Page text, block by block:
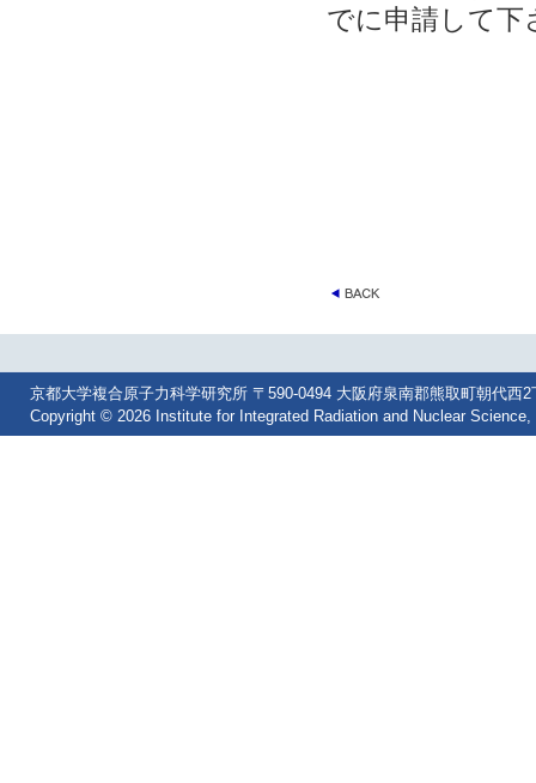
でに申請して下
京都大学複合原子力科学研究所 〒590-0494 大阪府泉南郡熊取町朝代西
Copyright © 2026 Institute for Integrated Radiation and Nuclear